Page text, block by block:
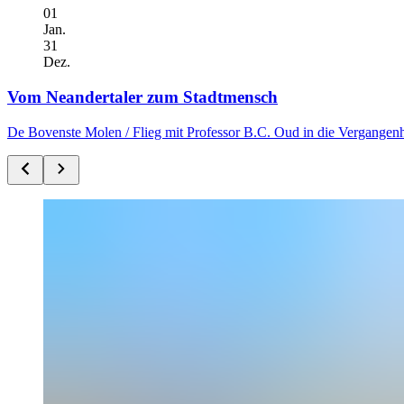
01
Jan.
31
Dez.
Vom Neandertaler zum Stadtmensch
De Bovenste Molen /Flieg mit Professor B.C. Oud in die